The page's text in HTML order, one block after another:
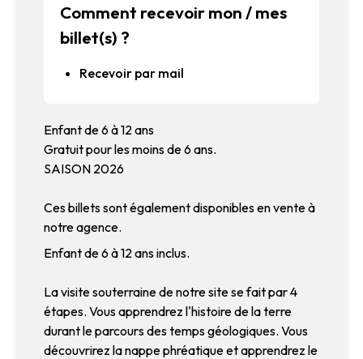
Comment recevoir mon / mes
billet(s) ?
Recevoir par mail
Enfant de 6 à 12 ans
Gratuit pour les moins de 6 ans.
SAISON 2026
Ces billets sont également disponibles en vente à
notre agence.
Enfant de 6 à 12 ans inclus.
La visite souterraine de notre site se fait par 4
étapes. Vous apprendrez l'histoire de la terre
durant le parcours des temps géologiques. Vous
découvrirez la nappe phréatique et apprendrez le